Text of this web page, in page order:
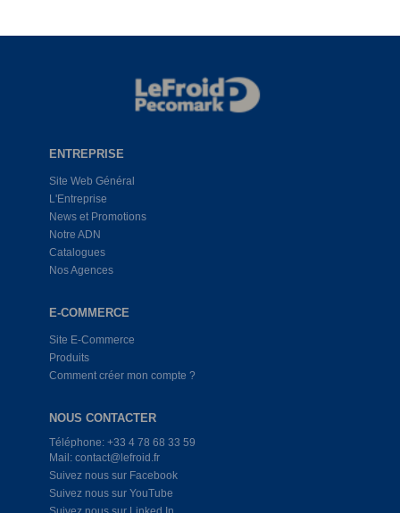
ENTREPRISE
Site Web Général
L'Entreprise
News et Promotions
Notre ADN
Catalogues
Nos Agences
E-COMMERCE
Site E-Commerce
Produits
Comment créer mon compte ?
NOUS CONTACTER
Téléphone: +33 4 78 68 33 59
Mail: contact@lefroid.fr
Suivez nous sur Facebook
Suivez nous sur YouTube